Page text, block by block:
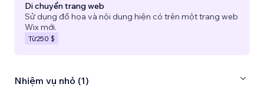
Di chuyển trang web
Sử dụng đồ họa và nội dung hiện có trên một trang web
Wix mới.
Từ250 $
Nhiệm vụ nhỏ (1)